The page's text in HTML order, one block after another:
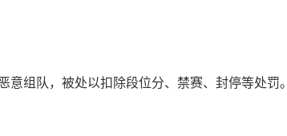
意组队，被处以扣除段位分、禁赛、封停等处罚。